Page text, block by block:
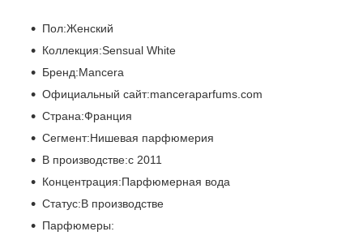
Пол:Женский
Коллекция:Sensual White
Бренд:Mancera
Официальный сайт:manceraparfums.com
Страна:Франция
Сегмент:Нишевая парфюмерия
В производстве:с 2011
Концентрация:Парфюмерная вода
Статус:В производстве
Парфюмеры: